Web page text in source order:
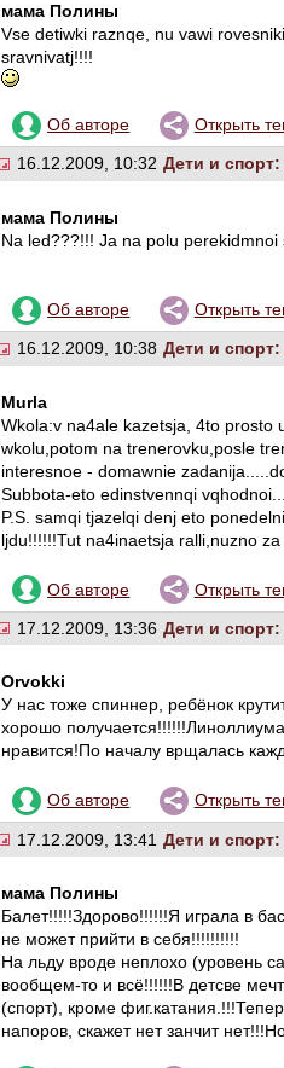
мама Полины
Vse detiwki raznqe, nu vawi
sravnivatj!!!!
Об авторе Открыть
16.12.2009, 10:32 Дети и
мама Полины
Na led???!!! Ja na polu
Об авторе Открыть
16.12.2009, 10:38 Дети и
Murla
Wkola:v na4ale kazetsja, 4to prosto
wkolu,potom na trenerovku,posle
interesnoe - domawnie
Subbota-eto edinstvennqi
P.S. samqi tjazelqi denj eto
ljdu!!!!!!Tut na4inaetsja ralli,nuzno
Об авторе Открыть
17.12.2009, 13:36 Дети и
Orvokki
У нас тоже спиннер, ребёнок
хорошо
нравится!По началу врщалась
Об авторе Открыть
17.12.2009, 13:41 Дети и
мама Полины
Балет!!!!!Здорово!!!!!!Я играла в
не может прийти в себя!!!!!!!!!!
На льду вроде неплохо (уровень
вообщем-то и всё!!!!!!В детсве
(спорт), кроме
напоров, скажет нет занчит